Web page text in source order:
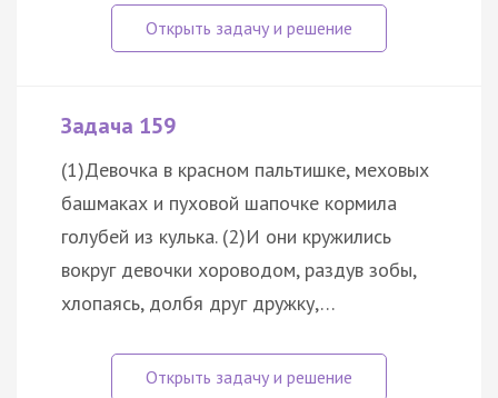
Задача 159
(1)Девочка в красном пальтишке, меховых
башмаках и пуховой шапочке кормила
голубей из кулька. (2)И они кружились
вокруг девочки хороводом, раздув зобы,
хлопаясь, долбя друг дружку,…